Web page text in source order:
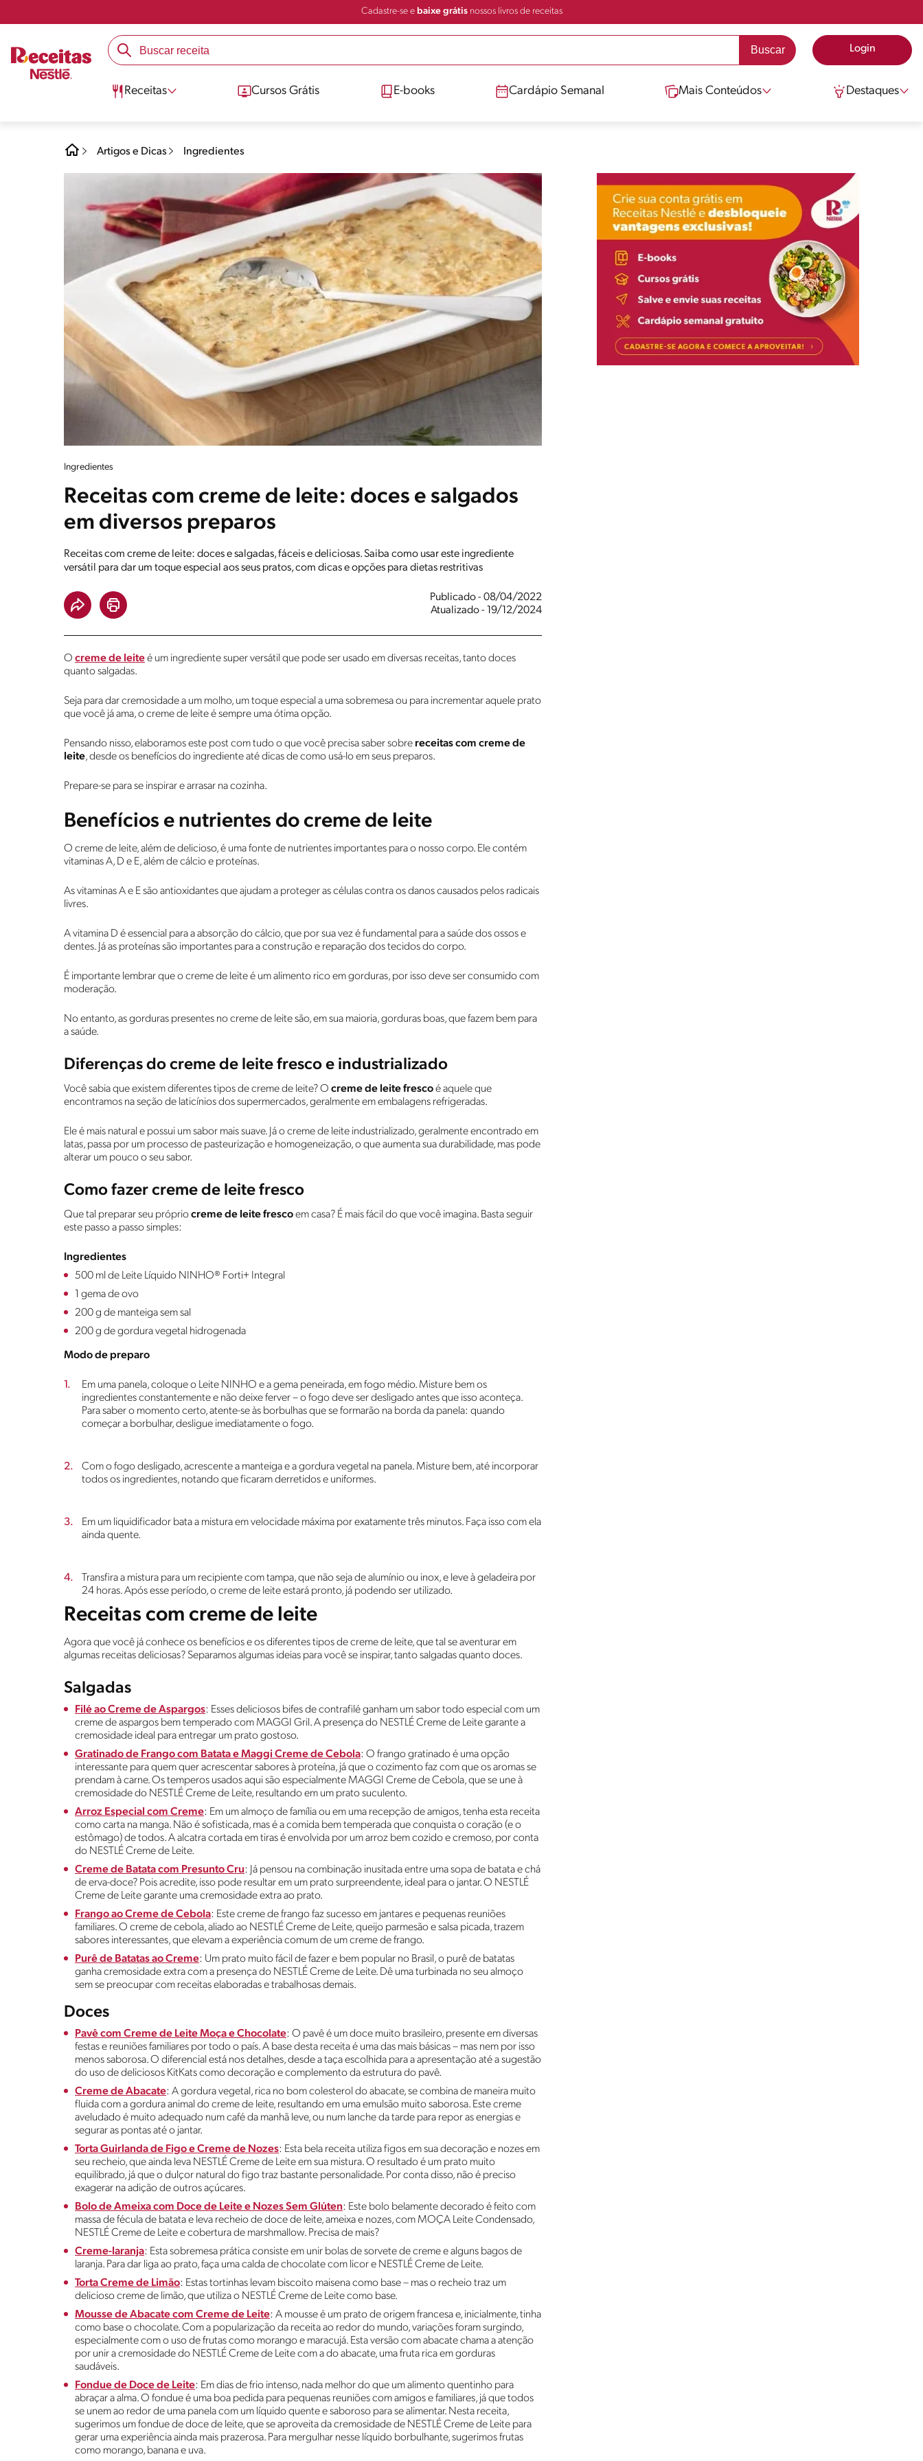
Cadastre-se e baixe grátisnossos livros de receitas
Login
Receitas Cursos Grátis E-books Cardápio Semanal Mais Conteúdos Destaques
Artigos e Dicas Ingredientes
Ingredientes
Receitas com creme de leite: doces e salgados
em diversos preparos
Receitas com creme de leite: doces e salgadas, fáceis e deliciosas. Saiba como usar este ingrediente
versátil para dar um toque especial aos seus pratos, com dicas e opções para dietas restritivas
Publicado - 08/04/2022
Atualizado - 19/12/2024
O creme de leiteé um ingrediente super versátil que pode ser usado em diversas receitas, tanto doces
quanto salgadas.
Seja para dar cremosidade a um molho, um toque especial a uma sobremesa ou para incrementar aquele prato
que você já ama, o creme de leite é sempre uma ótima opção.
Pensando nisso, elaboramos este post com tudo o que você precisa saber sobre receitas com creme de
leite, desde os benefícios do ingrediente até dicas de como usá-lo em seus preparos.
Prepare-se para se inspirar e arrasar na cozinha.
Benefícios e nutrientes do creme de leite
O creme de leite, além de delicioso, é uma fonte de nutrientes importantes para o nosso corpo. Ele contém
vitaminas A, D e E, além de cálcio e proteínas.
As vitaminas A e E são antioxidantes que ajudam a proteger as células contra os danos causados pelos radicais
livres.
A vitamina D é essencial para a absorção do cálcio, que por sua vez é fundamental para a saúde dos ossos e
dentes. Já as proteínas são importantes para a construção e reparação dos tecidos do corpo.
É importante lembrar que o creme de leite é um alimento rico em gorduras, por isso deve ser consumido com
moderação.
No entanto, as gorduras presentes no creme de leite são, em sua maioria, gorduras boas, que fazem bem para
a saúde.
Diferenças do creme de leite fresco e industrializado
Você sabia que existem diferentes tipos de creme de leite? O creme de leite frescoé aquele que
encontramos na seção de laticínios dos supermercados, geralmente em embalagens refrigeradas.
Ele é mais natural e possui um sabor mais suave. Já o creme de leite industrializado, geralmente encontrado em
latas, passa por um processo de pasteurização e homogeneização, o que aumenta sua durabilidade, mas pode
alterar um pouco o seu sabor.
Como fazer creme de leite fresco
Que tal preparar seu própriocreme de leite frescoem casa? É mais fácil do que você imagina. Basta seguir
este passo a passo simples:
Ingredientes
500 ml de Leite Líquido NINHO® Forti+ Integral
1 gema de ovo
200 g de manteiga sem sal
200 g de gordura vegetal hidrogenada
Modo de preparo
Em uma panela, coloque o Leite NINHO e a gema peneirada, em fogo médio. Misture bem os
ingredientes constantemente e não deixe ferver – o fogo deve ser desligado antes que isso aconteça.
Para saber o momento certo, atente-se às borbulhas que se formarão na borda da panela: quando
começar a borbulhar, desligue imediatamente o fogo.
Com o fogo desligado, acrescente a manteiga e a gordura vegetal na panela. Misture bem, até incorporar
todos os ingredientes, notando que ficaram derretidos e uniformes.
Em um liquidificador bata a mistura em velocidade máxima por exatamente três minutos. Faça isso com ela
ainda quente.
Transfira a mistura para um recipiente com tampa, que não seja de alumínio ou inox, e leve à geladeira por
24 horas. Após esse período, o creme de leite estará pronto, já podendo ser utilizado.
Receitas com creme de leite
Agora que você já conhece os benefícios e os diferentes tipos de creme de leite, que tal se aventurar em
algumas receitas deliciosas? Separamos algumas ideias para você se inspirar, tanto salgadas quanto doces.
Salgadas
Filé ao Creme de Aspargos: Esses deliciosos bifes de contrafilé ganham um sabor todo especial com um
creme de aspargos bem temperado com MAGGI Gril. A presença do NESTLÉ Creme de Leite garante a
cremosidade ideal para entregar um prato gostoso.
Gratinado de Frango com Batata e Maggi Creme de Cebola: O frango gratinado é uma opção
interessante para quem quer acrescentar sabores à proteína, já que o cozimento faz com que os aromas se
prendam à carne. Os temperos usados aqui são especialmente MAGGI Creme de Cebola, que se une à
cremosidade do NESTLÉ Creme de Leite, resultando em um prato suculento.
Arroz Especial com Creme: Em um almoço de família ou em uma recepção de amigos, tenha esta receita
como carta na manga. Não é sofisticada, mas é a comida bem temperada que conquista o coração (e o
estômago) de todos. A alcatra cortada em tiras é envolvida por um arroz bem cozido e cremoso, por conta
do NESTLÉ Creme de Leite.
Creme de Batata com Presunto Cru: Já pensou na combinação inusitada entre uma sopa de batata e chá
de erva-doce? Pois acredite, isso pode resultar em um prato surpreendente, ideal para o jantar. O NESTLÉ
Creme de Leite garante uma cremosidade extra ao prato.
Frango ao Creme de Cebola: Este creme de frango faz sucesso em jantares e pequenas reuniões
familiares. O creme de cebola, aliado ao NESTLÉ Creme de Leite, queijo parmesão e salsa picada, trazem
sabores interessantes, que elevam a experiência comum de um creme de frango.
Purê de Batatas ao Creme: Um prato muito fácil de fazer e bem popular no Brasil, o purê de batatas
ganha cremosidade extra com a presença do NESTLÉ Creme de Leite. Dê uma turbinada no seu almoço
sem se preocupar com receitas elaboradas e trabalhosas demais.
Doces
Pavê com Creme de Leite Moça e Chocolate: O pavê é um doce muito brasileiro, presente em diversas
festas e reuniões familiares por todo o país. A base desta receita é uma das mais básicas – mas nem por isso
menos saborosa. O diferencial está nos detalhes, desde a taça escolhida para a apresentação até a sugestão
do uso de deliciosos KitKats como decoração e complemento da estrutura do pavê.
Creme de Abacate: A gordura vegetal, rica no bom colesterol do abacate, se combina de maneira muito
fluida com a gordura animal do creme de leite, resultando em uma emulsão muito saborosa. Este creme
aveludado é muito adequado num café da manhã leve, ou num lanche da tarde para repor as energias e
segurar as pontas até o jantar.
Torta Guirlanda de Figo e Creme de Nozes: Esta bela receita utiliza figos em sua decoração e nozes em
seu recheio, que ainda leva NESTLÉ Creme de Leite em sua mistura. O resultado é um prato muito
equilibrado, já que o dulçor natural do figo traz bastante personalidade. Por conta disso, não é preciso
exagerar na adição de outros açúcares.
Bolo de Ameixa com Doce de Leite e Nozes Sem Glúten: Este bolo belamente decorado é feito com
massa de fécula de batata e leva recheio de doce de leite, ameixa e nozes, com MOÇA Leite Condensado,
NESTLÉ Creme de Leite e cobertura de marshmallow. Precisa de mais?
Creme-laranja: Esta sobremesa prática consiste em unir bolas de sorvete de creme e alguns bagos de
laranja. Para dar liga ao prato, faça uma calda de chocolate com licor e NESTLÉ Creme de Leite.
Torta Creme de Limão: Estas tortinhas levam biscoito maisena como base – mas o recheio traz um
delicioso creme de limão, que utiliza o NESTLÉ Creme de Leite como base.
Mousse de Abacate com Creme de Leite: A mousse é um prato de origem francesa e, inicialmente, tinha
como base o chocolate. Com a popularização da receita ao redor do mundo, variações foram surgindo,
especialmente com o uso de frutas como morango e maracujá. Esta versão com abacate chama a atenção
por unir a cremosidade do NESTLÉ Creme de Leite com a do abacate, uma fruta rica em gorduras
saudáveis.
Fondue de Doce de Leite: Em dias de frio intenso, nada melhor do que um alimento quentinho para
abraçar a alma. O fondue é uma boa pedida para pequenas reuniões com amigos e familiares, já que todos
se unem ao redor de uma panela com um líquido quente e saboroso para se alimentar. Nesta receita,
sugerimos um fondue de doce de leite, que se aproveita da cremosidade de NESTLÉ Creme de Leite para
gerar uma experiência ainda mais prazerosa. Para mergulhar nesse líquido borbulhante, sugerimos frutas
como morango, banana e uva.